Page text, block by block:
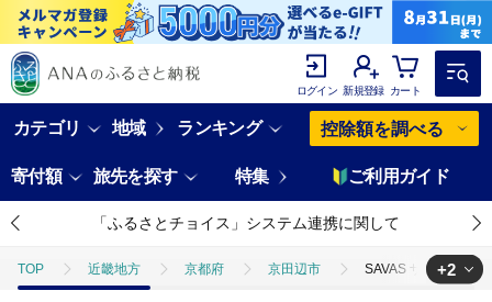
ログイン 新規登録 カート
カテゴリ 地域 ランキング 控除額を調べる
寄付額 旅先を探す 特集 ご利用ガイド
「ふるさとチョイス」システム連携に関して
TOP 近畿地方 京都府 京田辺市 SAVAS ザバス MILK
+2